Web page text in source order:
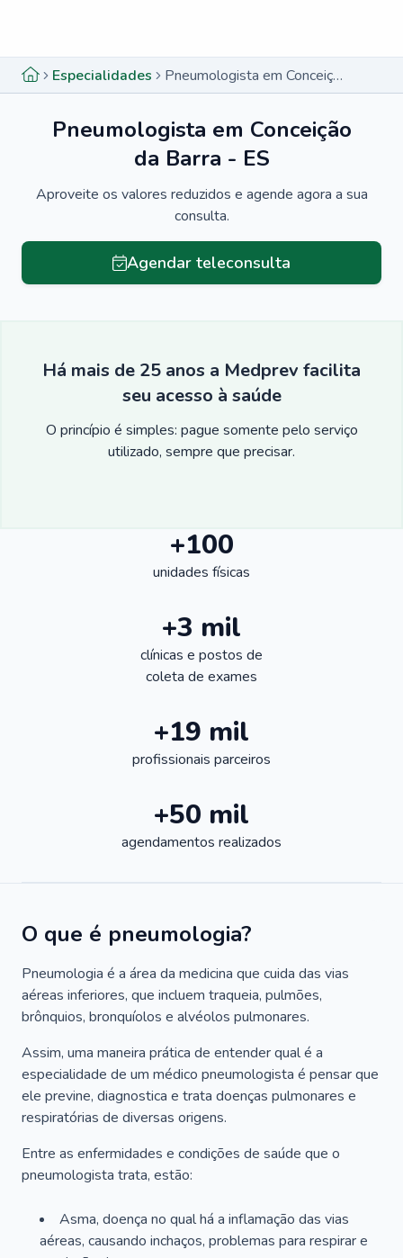
Especialidades Pneumologista em Conceição da Barra - ES
Pneumologista em Conceição
da Barra - ES
Aproveite os valores reduzidos e agende agora a sua
consulta.
Agendar teleconsulta
Há mais de 25 anos a Medprev facilita
seu acesso à saúde
O princípio é simples: pague somente pelo serviço
utilizado, sempre que precisar.
+100
unidades físicas
+3 mil
clínicas e postos de
coleta de exames
+19 mil
profissionais parceiros
+50 mil
agendamentos realizados
O que é pneumologia?
Pneumologia é a área da medicina que cuida das vias
aéreas inferiores, que incluem traqueia, pulmões,
brônquios, bronquíolos e alvéolos pulmonares.
Assim, uma maneira prática de entender qual é a
especialidade de um médico pneumologista é pensar que
ele previne, diagnostica e trata doenças pulmonares e
respiratórias de diversas origens.
Entre as enfermidades e condições de saúde que o
pneumologista trata, estão:
Asma, doença no qual há a inflamação das vias
aéreas, causando inchaços, problemas para respirar e